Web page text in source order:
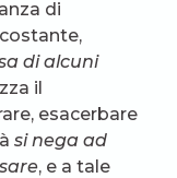
di
di alcuni
il
esacerbare
si nega ad
, e a tale